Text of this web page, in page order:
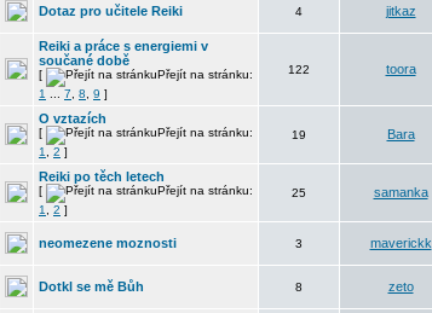
Dotaz pro učitele Reiki 4 jitkaz
Reiki a práce s energiemi v
součané době
[
Přejít na stránku:
1
7 8 9 ]
122 toora
O vztazích
[
Přejít na stránku:
1
2 ]
19 Bara
Reiki po těch letech
[
Přejít na stránku:
1
2 ]
25 samanka
neomezene moznosti 3 maverickk
Dotkl se mě Bůh 8 zeto